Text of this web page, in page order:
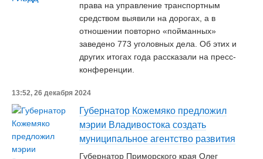
права на управление транспортным
средством выявили на дорогах, а в
отношении повторно «пойманных»
заведено 773 уголовных дела. Об этих и
других итогах года рассказали на пресс-
конференции.
13:52, 26 декабря 2024
Губернатор Кожемяко предложил
мэрии Владивостока создать
муниципальное агентство развития
Губернатор Приморского края Олег